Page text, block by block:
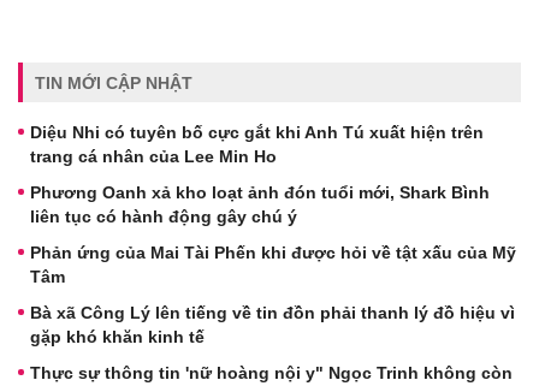
TIN MỚI CẬP NHẬT
Diệu Nhi có tuyên bố cực gắt khi Anh Tú xuất hiện trên
trang cá nhân của Lee Min Ho
Phương Oanh xả kho loạt ảnh đón tuổi mới, Shark Bình
liên tục có hành động gây chú ý
Phản ứng của Mai Tài Phến khi được hỏi về tật xấu của Mỹ
Tâm
Bà xã Công Lý lên tiếng về tin đồn phải thanh lý đồ hiệu vì
gặp khó khăn kinh tế
Thực sự thông tin 'nữ hoàng nội y" Ngọc Trinh không còn